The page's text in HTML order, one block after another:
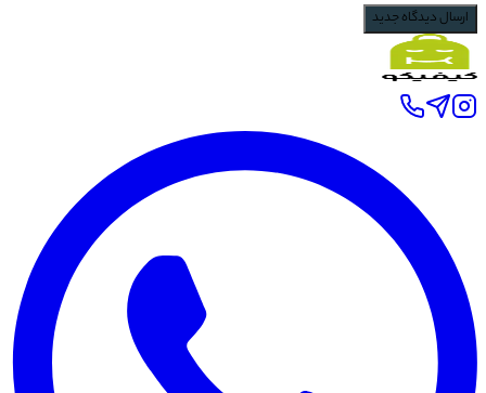
ارسال دیدگاه جدید